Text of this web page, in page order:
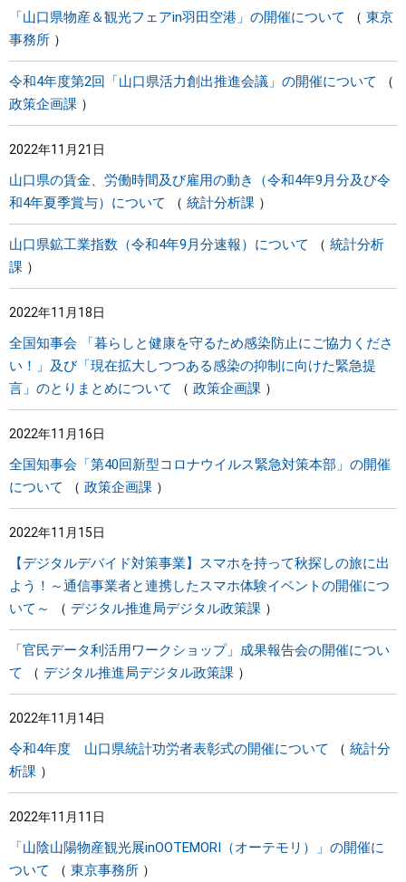
「山口県物産＆観光フェアin羽田空港」の開催について
東京
事務所
令和4年度第2回「山口県活力創出推進会議」の開催について
政策企画課
2022年11月21日
山口県の賃金、労働時間及び雇用の動き（令和4年9月分及び令
和4年夏季賞与）について
統計分析課
山口県鉱工業指数（令和4年9月分速報）について
統計分析
課
2022年11月18日
全国知事会 「暮らしと健康を守るため感染防止にご協力くださ
い！」及び「現在拡大しつつある感染の抑制に向けた緊急提
言」のとりまとめについて
政策企画課
2022年11月16日
全国知事会「第40回新型コロナウイルス緊急対策本部」の開催
について
政策企画課
2022年11月15日
【デジタルデバイド対策事業】スマホを持って秋探しの旅に出
よう！～通信事業者と連携したスマホ体験イベントの開催につ
いて～
デジタル推進局デジタル政策課
「官民データ利活用ワークショップ」成果報告会の開催につい
て
デジタル推進局デジタル政策課
2022年11月14日
令和4年度 山口県統計功労者表彰式の開催について
統計分
析課
2022年11月11日
「山陰山陽物産観光展inOOTEMORI（オーテモリ）」の開催に
ついて
東京事務所